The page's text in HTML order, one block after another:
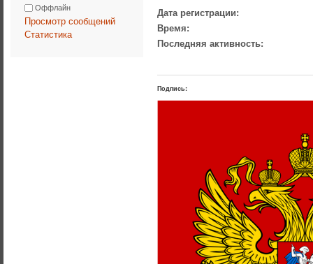
Оффлайн
Просмотр сообщений
Статистика
Дата регистрации:
Время:
Последняя активность:
Подпись: